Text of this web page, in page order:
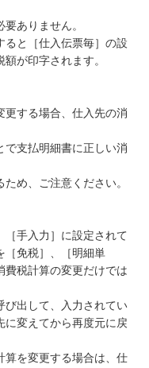
ありません。
ると［仕入伝票毎］の設
が印字されます。
更する場合、仕入先の消
で支払明細書に正しい消
め、ご注意ください。
［手入力］に設定されて
［免税］、［明細単
費税計算の変更だけでは
び出して、入力されてい
に変えてから再度元に戻
算を変更する場合は、仕